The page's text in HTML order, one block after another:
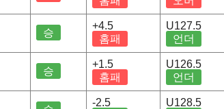
승
+4.5
홈패
U127.5
언더
승
+1.5
홈패
U126.5
언더
-2.5
U128.5